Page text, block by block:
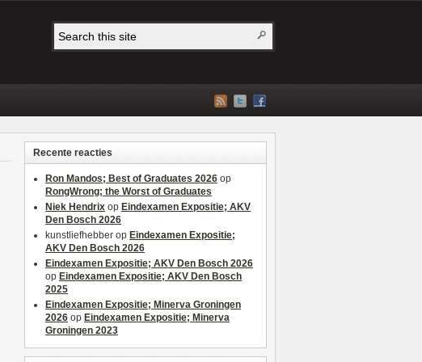
Recente reacties
Ron Mandos; Best of Graduates 2026 op
RongWrong; the Worst of Graduates
Niek Hendrix op Eindexamen Expositie; AKV
Den Bosch 2026
kunstliefhebber op Eindexamen Expositie;
AKV Den Bosch 2026
Eindexamen Expositie; AKV Den Bosch 2026
op Eindexamen Expositie; AKV Den Bosch
2025
Eindexamen Expositie; Minerva Groningen
2026 op Eindexamen Expositie; Minerva
Groningen 2023